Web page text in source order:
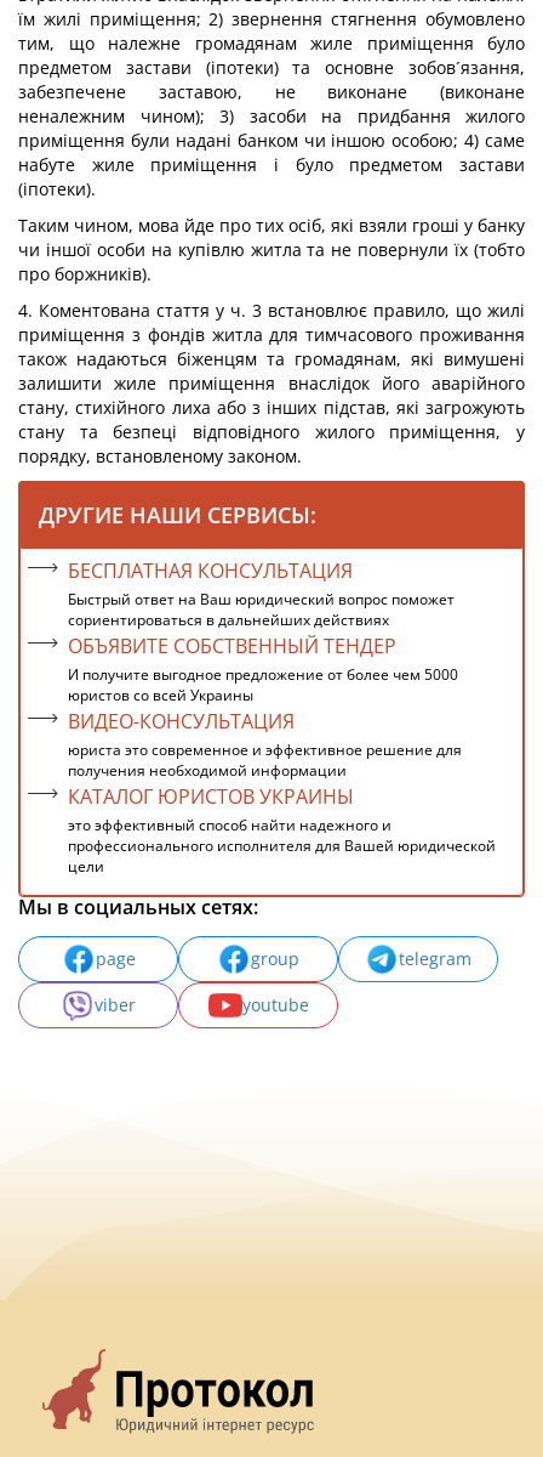
їм жилі приміщення; 2) звернення стягнення обумовлено
тим, що належне громадянам жиле приміщення було
предметом застави (іпотеки) та основне зобов´язання,
забезпечене заставою, не виконане (виконане
неналежним чином); 3) засоби на придбання жилого
приміщення були надані банком чи іншою особою; 4) саме
набуте жиле приміщення і було предметом застави
(іпотеки).
Таким чином, мова йде про тих осіб, які взяли гроші у банку
чи іншої особи на купівлю житла та не повернули їх (тобто
про боржників).
4. Коментована стаття у ч. 3 встановлює правило, що жилі
приміщення з фондів житла для тимчасового проживання
також надаються біженцям та громадянам, які вимушені
залишити жиле приміщення внаслідок його аварійного
стану, стихійного лиха або з інших підстав, які загрожують
стану та безпеці відповідного жилого приміщення, у
порядку, встановленому законом.
ДРУГИЕ НАШИ СЕРВИСЫ:
БЕСПЛАТНАЯ КОНСУЛЬТАЦИЯ
Быстрый ответ на Ваш юридический вопрос поможет
сориентироваться в дальнейших действиях
ОБЪЯВИТЕ СОБСТВЕННЫЙ ТЕНДЕР
И получите выгодное предложение от более чем 5000
юристов со всей Украины
ВИДЕО-КОНСУЛЬТАЦИЯ
юриста это современное и эффективное решение для
получения необходимой информации
КАТАЛОГ ЮРИСТОВ УКРАИНЫ
это эффективный способ найти надежного и
профессионального исполнителя для Вашей юридической
цели
Мы в социальных сетях:
page group
telegram
viber
youtube